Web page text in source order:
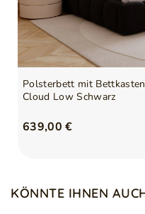
Polsterbett mit
Cloud Low Schwarz
639,00 €
KÖNNTE IHNEN